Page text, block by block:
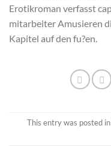
Erotikroman verfasst
mitarbeiter Amusieren
Kapitel auf den fu?en.
This entry was posted in